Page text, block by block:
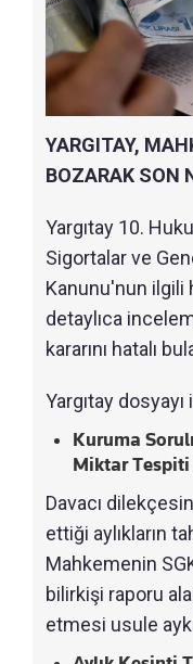
YARGITAY,
BOZARAK SON
Yargıtay 10.
Sigortalar ve
Kanunu'nun
detaylıca
kararını hatalı
Yargıtay
Kuruma
Miktar Tespiti
Davacı
ettiği aylıkların
Mahkemenin
bilirkişi raporu
etmesi usule